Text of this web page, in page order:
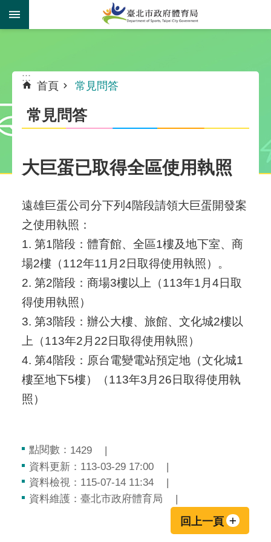
跳到主要內容區塊
:::
首頁 常見問答
常見問答
大巨蛋已取得全區使用執照
遠雄巨蛋公司分下列4階段請領大巨蛋開發案
之使用執照：
1. 第1階段：體育館、全區1樓及地下室、商
場2樓（112年11月2日取得使用執照）。
2. 第2階段：商場3樓以上（113年1月4日取
得使用執照）
3. 第3階段：辦公大樓、旅館、文化城2樓以
上（113年2月22日取得使用執照）
4. 第4階段：原台電變電站預定地（文化城1
樓至地下5樓）（113年3月26日取得使用執
照）
點閱數： 1429
資料更新：113-03-29 17:00
資料檢視：115-07-14 11:34
資料維護：臺北市政府體育局
回上一頁